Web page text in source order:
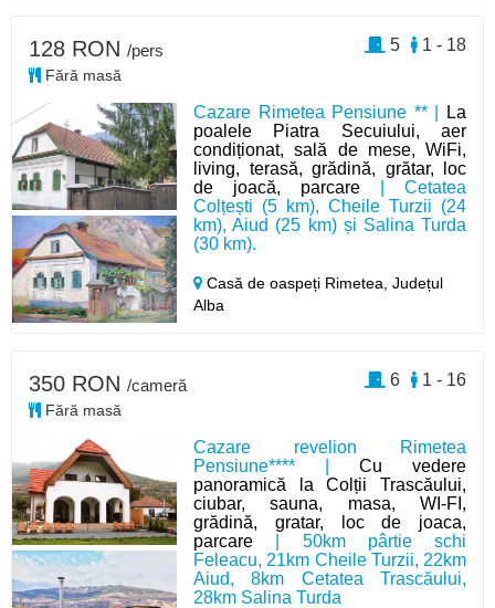
Cazare Rimetea Pensiune ** |
La
poalele Piatra Secuiului, aer
condiționat, sală de mese, WiFi,
living, terasă, grădină, grătar, loc
de joacă, parcare | Cetatea
Colțești (5 km), Cheile Turzii (24
km), Aiud (25 km) și Salina Turda
(30 km).
Casă de oaspeți Rimetea,Județul
Alba
128 RON /pers
Fără masă
1 - 18
5
Cazare revelion Rimetea
Pensiune**** |Cu vedere
panoramică la Colții Trascăului,
ciubar, sauna, masa, WI-FI,
grădină, gratar, loc de joaca,
parcare | 50km pârtie schi
Feleacu, 21km Cheile Turzii, 22km
Aiud, 8km Cetatea Trascăului,
28km Salina Turda
350 RON /cameră
Fără masă
1 - 16
6